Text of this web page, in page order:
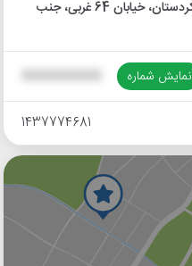
تهران، منطقه 6، محله والفجر، بزرگراه کردستان، خیابان 64 غربی، جنب
نمایش شماره
1437774681